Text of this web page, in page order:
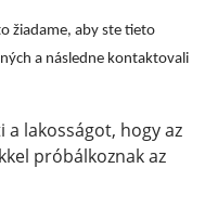
žiadame, aby ste tieto
a následne kontaktovali
a lakosságot, hogy az
próbálkoznak az